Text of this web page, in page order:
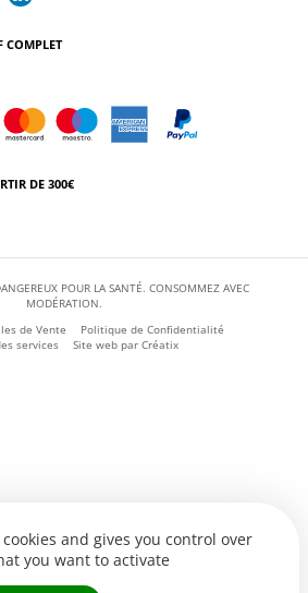
COMPLET
DE 300€
POUR LA SANTÉ. CONSOMMEZ AVEC
MODÉRATION.
de Vente
Politique de Confidentialité
services
Site web par Créatix
and gives you control over
you want to activate